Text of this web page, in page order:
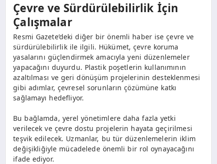
Çevre ve Sürdürülebilirlik İçin
Çalışmalar
Resmi Gazete’deki diğer bir önemli haber ise çevre ve
sürdürülebilirlik ile ilgili. Hükümet, çevre koruma
yasalarını güçlendirmek amacıyla yeni düzenlemeler
yapacağını duyurdu. Plastik poşetlerin kullanımının
azaltılması ve geri dönüşüm projelerinin desteklenmesi
gibi adımlar, çevresel sorunların çözümüne katkı
sağlamayı hedefliyor.
Bu bağlamda, yerel yönetimlere daha fazla yetki
verilecek ve çevre dostu projelerin hayata geçirilmesi
teşvik edilecek. Uzmanlar, bu tür düzenlemelerin iklim
değişikliğiyle mücadelede önemli bir rol oynayacağını
ifade ediyor.